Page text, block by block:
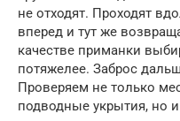
не отходят. Проходят
вперед и тут же
качестве приманки
потяжелее. Заброс
Проверяем не только
подводные укрытия, но и